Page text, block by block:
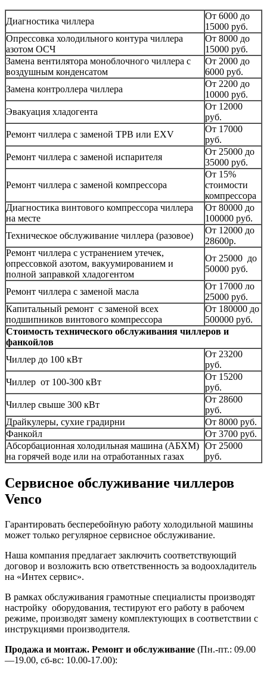
Диагностика чиллера
От 6000 до
15000 руб.
Опрессовка холодильного контура чиллера
азотом ОСЧ
От 8000 до
15000 руб.
Замена вентилятора моноблочного чиллера с
воздушным конденсатом
От 2000 до
6000 руб.
Замена контроллера чиллера
От 2200 до
10000 руб.
Эвакуация хладогента
От 12000
руб.
Ремонт чиллера с заменой ТРВ или EXV
От 17000
руб.
Ремонт чиллера с заменой испарителя
От 25000 до
35000 руб.
Ремонт чиллера с заменой компрессора
От 15%
стоимости
компрессора
Диагностика винтового компрессора чиллера
на месте
От 80000 до
100000 руб.
Техническое обслуживание чиллера (разовое)
От 12000 до
28600р.
Ремонт чиллера с устранением утечек,
опрессовкой азотом, вакуумированием и
полной заправкой хладогентом
От 25000 до
50000 руб.
Ремонт чиллера с заменой масла
От 17000 ло
25000 руб.
Капитальный ремонт с заменой всех
подшипников винтового компрессора
От 180000 до
500000 руб.
Стоимость технического обслуживания чиллеров и
фанкойлов
Чиллер до 100 кВт
От 23200
руб.
Чиллер от 100-300 кВт
От 15200
руб.
Чиллер свыше 300 кВт
От 28600
руб.
Драйкулеры, сухие градирни
От 8000 руб.
Фанкойл
От 3700 руб.
Абсорбационная холодильная машина (АБХМ)
на горячей воде или на отработанных газах
От 25000
руб.
Сервисное обслуживание чиллеров
Venco
Гарантировать бесперебойную работу холодильной машины
может только регулярное сервисное обслуживание.
Наша компания предлагает заключить соответствующий
договор и возложить всю ответственность за водоохладитель
на «Интех сервис».
В рамках обслуживания грамотные специалисты производят
настройку оборудования, тестируют его работу в рабочем
режиме, производят замену комплектующих в соответствии с
инструкциями производителя.
Продажа и монтаж. Ремонт и обслуживание (Пн.-пт.: 09.00
—19.00, сб-вс: 10.00-17.00):